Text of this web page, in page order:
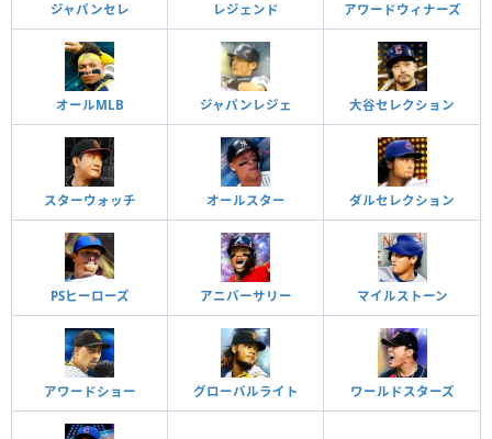
ジャパンセレ レジェンド アワードウィナーズ
オールMLB ジャパンレジェ 大谷セレクション
スターウォッチ オールスター ダルセレクション
PSヒーローズ アニバーサリー マイルストーン
アワードショー グローバルライト ワールドスターズ